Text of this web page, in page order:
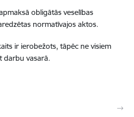
obligātās veselības
normatīvajos aktos.
ir ierobežots, tāpēc ne visiem
darbu vasarā.